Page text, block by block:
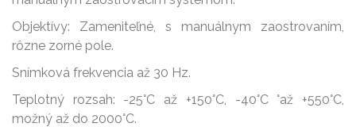
Objektívy: Zameniteľné, s manuálnym zaostrovaním,
rôzne zorné pole.
Snímková frekvencia až 30 Hz.
Teplotný rozsah: -25°C až +150°C, -40°C °až +550°C,
možný až do 2000°C.